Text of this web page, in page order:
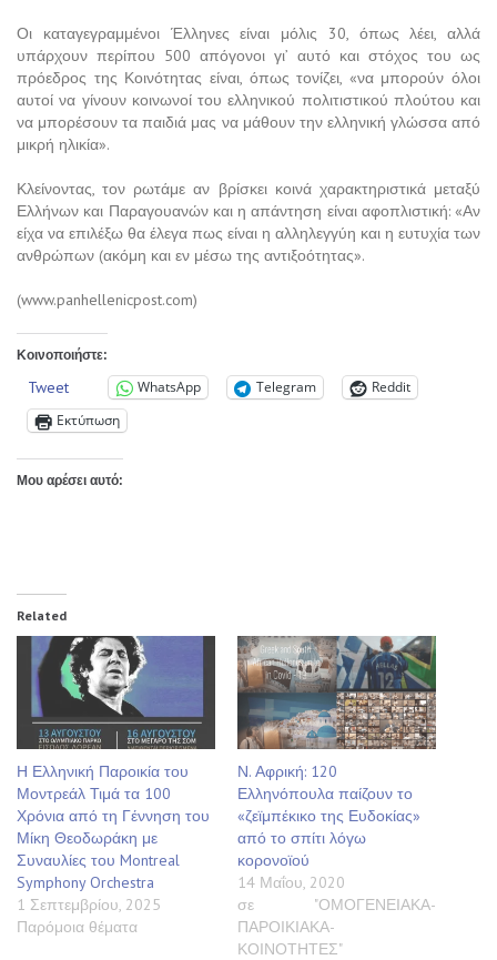
Οι καταγεγραμμένοι Έλληνες είναι μόλις 30, όπως λέει, αλλά
υπάρχουν περίπου 500 απόγονοι γι’ αυτό και στόχος του ως
πρόεδρος της Κοινότητας είναι, όπως τονίζει, «να μπορούν όλοι
αυτοί να γίνουν κοινωνοί του ελληνικού πολιτιστικού πλούτου και
να μπορέσουν τα παιδιά μας να μάθουν την ελληνική γλώσσα από
μικρή ηλικία».
Κλείνοντας, τον ρωτάμε αν βρίσκει κοινά χαρακτηριστικά μεταξύ
Ελλήνων και Παραγουανών και η απάντηση είναι αφοπλιστική: «Αν
είχα να επιλέξω θα έλεγα πως είναι η αλληλεγγύη και η ευτυχία των
ανθρώπων (ακόμη και εν μέσω της αντιξοότητας».
(www.panhellenicpost.com)
Κοινοποιήστε:
Tweet WhatsApp Telegram
Reddit
Εκτύπωση
Μου αρέσει αυτό:
Related
Η Ελληνική Παροικία του
Μοντρεάλ Τιμά τα 100
Χρόνια από τη Γέννηση του
Μίκη Θεοδωράκη με
Συναυλίες του Montreal
Symphony Orchestra
1 Σεπτεμβρίου, 2025
Παρόμοια θέματα
Ν. Αφρική: 120
Ελληνόπουλα παίζουν το
«ζεϊμπέκικο της Ευδοκίας»
από το σπίτι λόγω
κορονοϊού
14 Μαΐου, 2020
σε "ΟΜΟΓΕΝΕΙΑΚΑ-
ΠΑΡΟΙΚΙΑΚΑ-
ΚΟΙΝΟΤΗΤΕΣ"